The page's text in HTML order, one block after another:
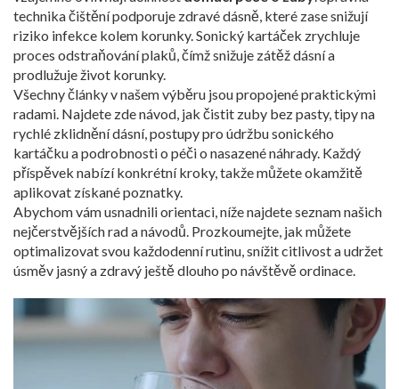
technika čištění podporuje zdravé dásně, které zase snižují
riziko infekce kolem korunky. Sonický kartáček zrychluje
proces odstraňování plaků, čímž snižuje zátěž dásní a
prodlužuje život korunky.
Všechny články v našem výběru jsou propojené praktickými
radami. Najdete zde návod, jak čistit zuby bez pasty, tipy na
rychlé zklidnění dásní, postupy pro údržbu sonického
kartáčku a podrobnosti o péči o nasazené náhrady. Každý
příspěvek nabízí konkrétní kroky, takže můžete okamžitě
aplikovat získané poznatky.
Abychom vám usnadnili orientaci, níže najdete seznam našich
nejčerstvějších rad a návodů. Prozkoumejte, jak můžete
optimalizovat svou každodenní rutinu, snížit citlivost a udržet
úsměv jasný a zdravý ještě dlouho po návštěvě ordinace.